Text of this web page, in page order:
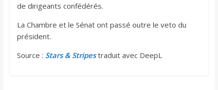
de dirigeants confédérés.
La Chambre et le Sénat ont passé outre le veto du
président.
Source : Stars & Stripestraduit avec DeepL